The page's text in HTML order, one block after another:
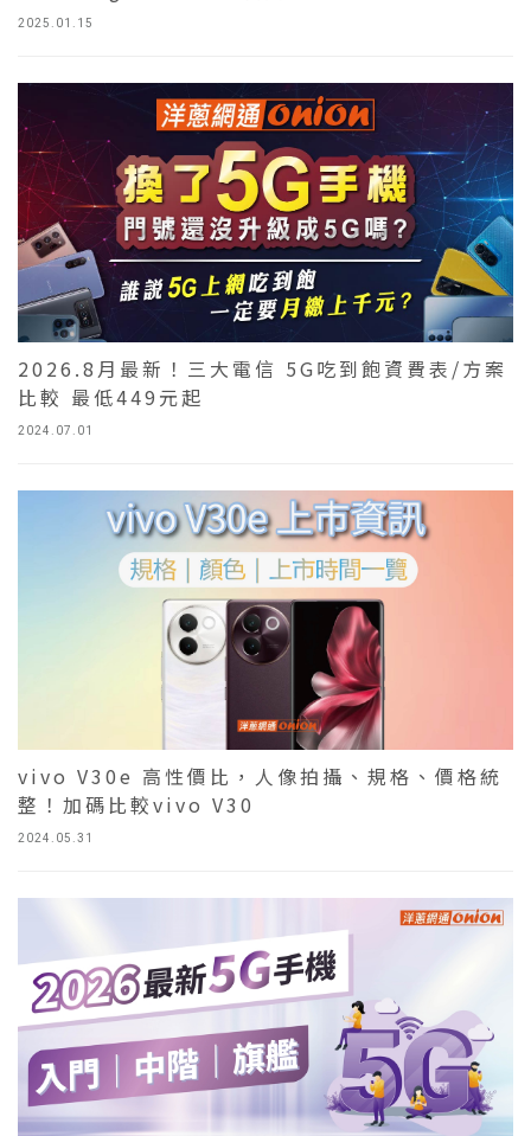
2025.01.15
2024.07.01
2026.8月最新！三大電信 5G吃到飽資費表/方案
比較 最低449元起
2024.05.31
vivo V30e 高性價比，人像拍攝、規格、價格統
整！加碼比較vivo V30